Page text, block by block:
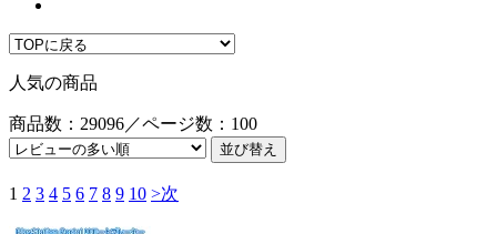
人気の商品
商品数：29096／ページ数：100
1 2 3 4 5 6 7 8 9 10 >次